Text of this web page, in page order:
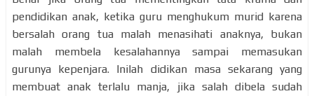
pendidikan anak, ketika guru menghukum murid karena
bersalah orang tua malah menasihati anaknya, bukan
malah membela kesalahannya sampai memasukan
gurunya kepenjara. Inilah didikan masa sekarang yang
membuat anak terlalu manja, jika salah dibela sudah